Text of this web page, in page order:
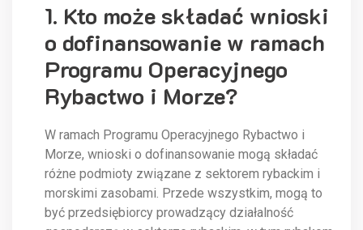
1. Kto może składać wnioski
o dofinansowanie w ramach
Programu Operacyjnego
Rybactwo i Morze?
W ramach Programu Operacyjnego Rybactwo i
Morze, wnioski o dofinansowanie mogą składać
różne podmioty związane z sektorem rybackim i
morskimi zasobami. Przede wszystkim, mogą to
być przedsiębiorcy prowadzący działalność